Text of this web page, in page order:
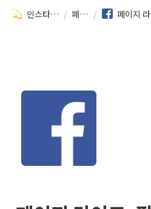
인스타터 사용 가이드 / 페이스북 /